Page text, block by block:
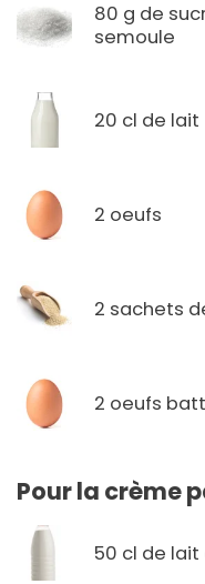
80 g de
semoule
20 cl de lait
2 oeufs
2 sachets
2 oeufs
Pour la crème
50 cl de